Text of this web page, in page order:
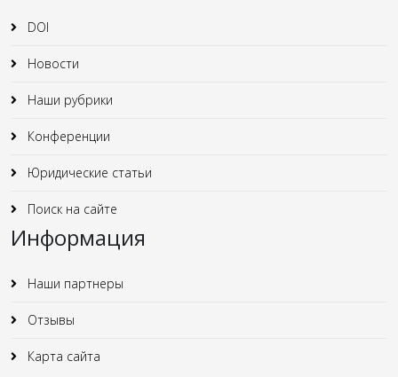
DOI
Новости
Наши рубрики
Конференции
Юридические статьи
Поиск на сайте
Информация
Наши партнеры
Отзывы
Карта сайта